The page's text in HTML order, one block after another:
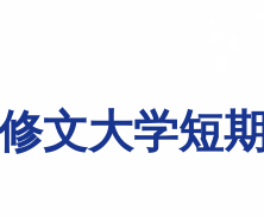
文大学短期